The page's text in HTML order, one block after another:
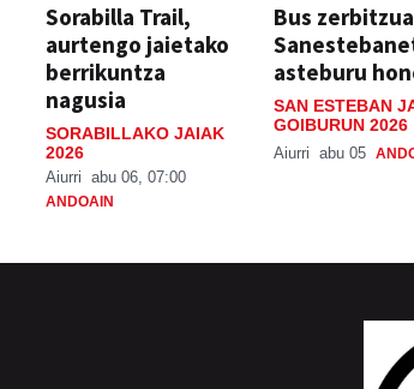
Sorabilla Trail,
aurtengo jaietako
berrikuntza
nagusia
SORABILLAKO JAIAK
2026
Aiurri abu 06, 07:00
ANDOAIN
Bus zerbitzua
asteburu
SAN ESTEBAN
GOIBURUN 2026
Aiurri abu 05